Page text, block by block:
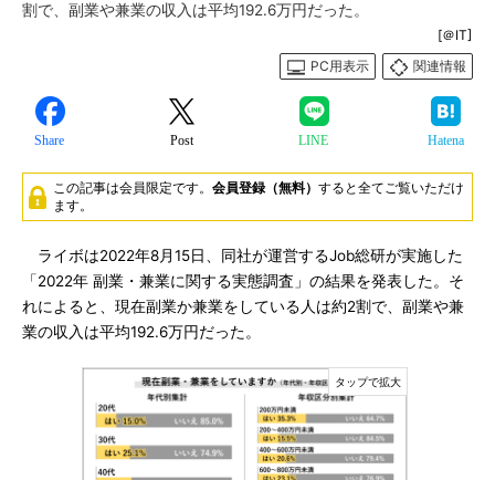
割で、副業や兼業の収入は平均192.6万円だった。
[＠IT]
PC用表示
関連情報
Share Post LINE Hatena
この記事は会員限定です。 会員登録（無料） すると全てご覧いただけ
ます。
ライボは2022年8月15日、同社が運営するJob総研が実施した
「2022年 副業・兼業に関する実態調査」の結果を発表した。そ
れによると、現在副業か兼業をしている人は約2割で、副業や兼
業の収入は平均192.6万円だった。